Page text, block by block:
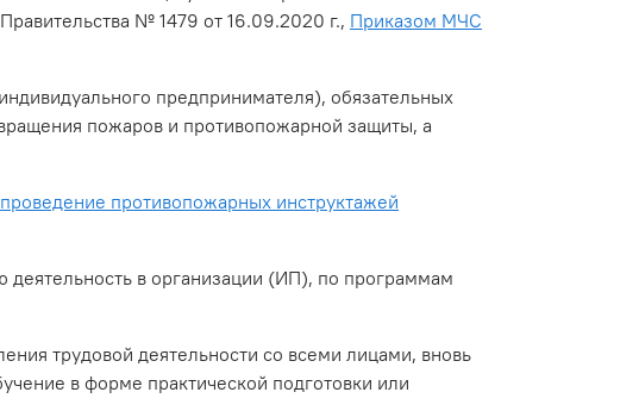
№ 1479 от 16.09.2020 г., Приказом МЧС
предпринимателя), обязательных
пожаров и противопожарной защиты, а
противопожарных инструктажей
в организации (ИП), по программам
трудовой деятельности со всеми лицами, вновь
в форме практической подготовки или